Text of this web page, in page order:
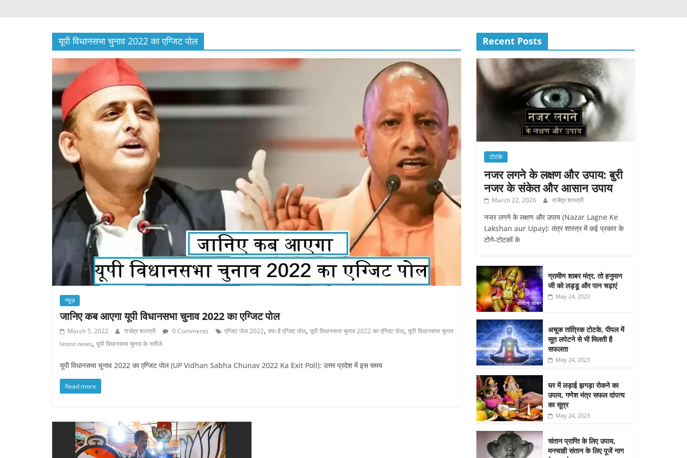
यूपी विधानसभा चुनाव 2022 का एग्जिट पोल
न्यूज़
जानिए कब आएगा यूपी विधानसभा चुनाव 2022 का एग्जिट पोल
March 5, 2022 राजेंद्र शास्त्री 0 Comments एग्जिट पोल 2022, क्या है एग्जिट पोल, यूपी विधानसभा चुनाव 2022 का एग्जिट पोल, यूपी विधानसभा चुनाव
latest news, यूपी विधानसभा चुनाव के नतीजे
यूपी विधानसभा चुनाव 2022 का एग्जिट पोल (UP Vidhan Sabha Chunav 2022 Ka Exit Poll): उत्तर प्रदेश में इस समय
Read more
Recent Posts
टोटके
नजर लगने के लक्षण और उपाय: बुरी
नजर के संकेत और आसान उपाय
March 22, 2026 राजेंद्र शास्त्री
नजर लगने के लक्षण और उपाय (Nazar Lagne Ke
Lakshan aur Upay): तंत्र शास्त्र में कई प्रकार के
टोने-टोटकों के
ग्रामीण शाबर मंत्र, तो हनुमान
जी को लड्डू और पान चढ़ाएं
May 24, 2023
अचूक तांत्रिक टोटके, पीपल में
सूत लपेटने से भी मिलती है
सफलता
May 24, 2023
घर में लड़ाई झगड़ा रोकने का
उपाय, गणेश मंत्र सफल दांपत्य
का सूत्र
May 24, 2023
संतान प्राप्ति के लिए उपाय,
मनचाही संतान के लिए पूजें नाग